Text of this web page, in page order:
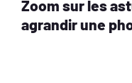
Zoom sur les
agrandir une